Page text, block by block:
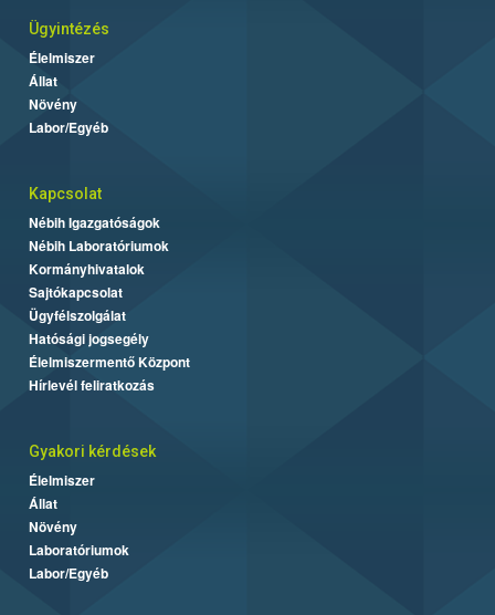
Ügyintézés
Élelmiszer
Állat
Növény
Labor/Egyéb
Kapcsolat
Nébih Igazgatóságok
Nébih Laboratóriumok
Kormányhivatalok
Sajtókapcsolat
Ügyfélszolgálat
Hatósági jogsegély
Élelmiszermentő Központ
Hírlevél feliratkozás
Gyakori kérdések
Élelmiszer
Állat
Növény
Laboratóriumok
Labor/Egyéb